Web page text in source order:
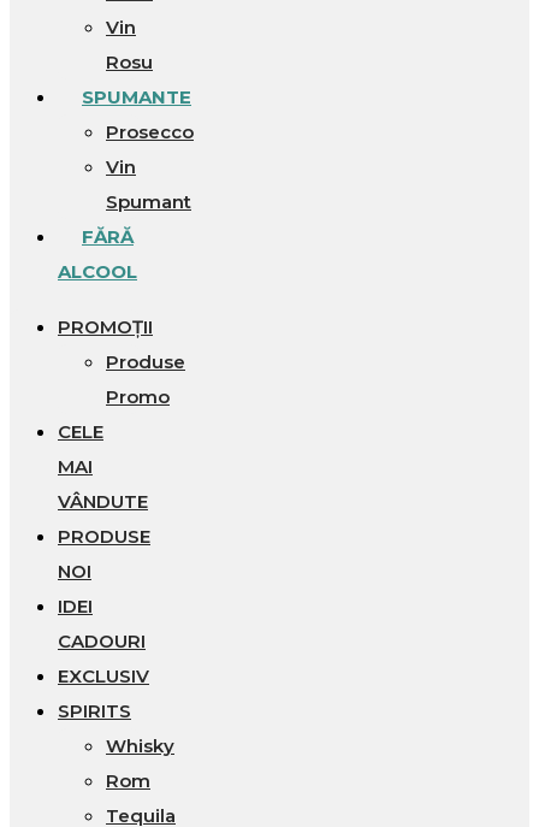
Vin
Rosu
SPUMANTE
Prosecco
Vin
Spumant
FĂRĂ
ALCOOL
PROMOȚII
Produse
Promo
CELE
MAI
VÂNDUTE
PRODUSE
NOI
IDEI
CADOURI
EXCLUSIV
SPIRITS
Whisky
Rom
Tequila